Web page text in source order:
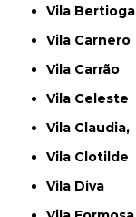
Vila Bertioga
Vila Carnero
Vila Carrão
Vila Celeste
Vila Claudia,
Vila Clotilde
Vila Diva